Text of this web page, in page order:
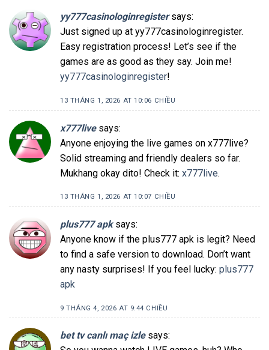
yy777casinologinregister says:
Just signed up at yy777casinologinregister.
Easy registration process! Let’s see if the
games are as good as they say. Join me!
yy777casinologinregister!
13 THÁNG 1, 2026 AT 10:06 CHIỀU
x777live says:
Anyone enjoying the live games on x777live?
Solid streaming and friendly dealers so far.
Mukhang okay dito! Check it: x777live.
13 THÁNG 1, 2026 AT 10:07 CHIỀU
plus777 apk says:
Anyone know if the plus777 apk is legit? Need
to find a safe version to download. Don’t want
any nasty surprises! If you feel lucky: plus777
apk
9 THÁNG 4, 2026 AT 9:44 CHIỀU
bet tv canlı maç izle says: